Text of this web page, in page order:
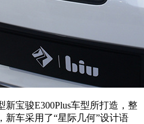
宝骏E300Plus车型所打造，整
新车采用了“星际几何”设计语